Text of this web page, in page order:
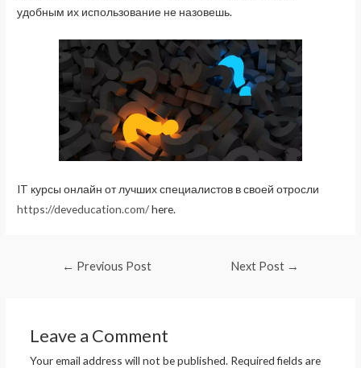
удобным их использование не назовешь.
IT курсы онлайн от лучших специалистов в своей отросли
https://deveducation.com/here.
← Previous Post Next Post →
Leave a Comment
Your email address will not be published. Required fields are